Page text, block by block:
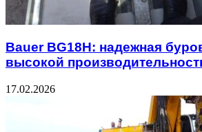
Bauer BG18H: надежная
высокой
17.02.2026